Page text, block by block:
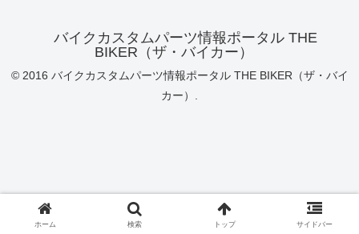
バイクカスタムパーツ情報ポータル THE
BIKER（ザ・バイカー）
© 2016 バイクカスタムパーツ情報ポータル THE BIKER（ザ・バイ
カー）.
ホーム 検索 トップ サイドバー